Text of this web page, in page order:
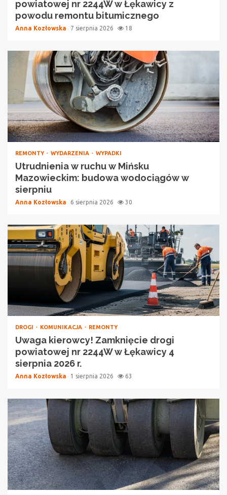
powiatowej nr 2244W w Łękawicy z
powodu remontu bitumicznego
Anna Kozłowska 7 sierpnia 2026 18
REMONTY WYDARZENIA WYPADKI
Utrudnienia w ruchu w Mińsku
Mazowieckim: budowa wodociągów w
sierpniu
Anna Kozłowska 6 sierpnia 2026 30
DROGI KOMUNIKACJA REMONTY
Uwaga kierowcy! Zamknięcie drogi
powiatowej nr 2244W w Łękawicy 4
sierpnia 2026 r.
Anna Kozłowska 1 sierpnia 2026 63